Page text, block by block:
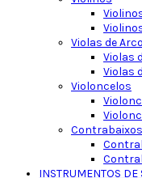
Violas de Arco
Violas
Violas
Violoncelos
Contrabaixos
INSTRUMENTOS DE